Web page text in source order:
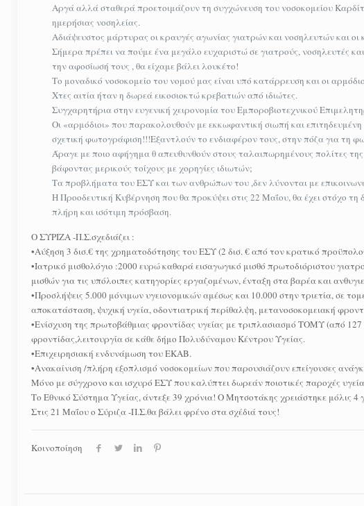
Αργά αλλά σταθερά προετοιμάζουν τη συγχώνευση του νοσοκομείου
ημερήσιας νοσηλείας.
Αδιάψευστος μάρτυρας οι κραυγές αγωνίας γιατρών και νοσηλευτών και οι
Σήμερα πρέπει να πούμε ένα μεγάλο ευχαριστώ σε γιατρούς, νοσηλευτές
την αφοσίωσή τους , θα είχαμε βάλει λουκέτο!
Το μοναδικό νοσοκομείο του νομού μας είναι υπό κατάρρευση και οι
Χτες αιτία ήταν η δωρεά εικοσιοκτώ κρεβατιών από ιδιώτες.
Συγχαρητήρια στην ευγενική χειρονομία του Εμποροβιοτεχνικού
Οι «αρμόδιοι» που παρακολουθούν με εκκωφαντική σιωπή και
σχετική φωτογράφιση!!!Εξαντλούν το ενδιαφέρον τους, στην πόζα για τη
Άραγε με ποιο αφήγημα θ απευθυνθούν στους ταλαιπωρημένους πολίτες
βάφοντας μερικούς τοίχους με χορηγίες ιδιωτών;
Τα προβλήματα του ΕΣΥ και των ανθρώπων του ,δεν λύνονται με
Η Προοδευτική Κυβέρνηση που θα προκύψει στις 22 Μαΐου, θα έχει στόχο τη
πλήρη και ισότιμη πρόσβαση.
Ο ΣΥΡΙΖΑ -Π.Σ.σχεδιάζει :
•Αύξηση 3 δισ.€ της χρηματοδότησης του ΕΣΥ (2 δισ. € από τον κρατικό
•Ιατρικό μισθολόγιο :2000 ευρώ καθαρά εισαγωγικό μισθό πρωτοδιόριστου
μισθών για τις υπόλοιπες κατηγορίες εργαζομένων, ένταξη στα βαρέα και
•Προσλήψεις 5.000 μόνιμων υγειονομικών αμέσως και 10.000 στην τριετία, σε
αποκατάσταση, ψυχική υγεία, οδοντιατρική περίθαλψη, μετανοσοκομειακή
•Ενίσχυση της πρωτοβάθμιας φροντίδας υγείας με τριπλασιασμό ΤΟΜΥ (από 127
φροντίδας,λειτουργία σε κάθε δήμο Πολυδύναμου Κέντρου Υγείας.
•Επιχειρησιακή ενδυνάμωση του ΕΚΑΒ.
•Ανακαίνιση /πλήρη εξοπλισμό νοσοκομείων που παρουσιάζουν επείγουσες
Μόνο με σύγχρονο και ισχυρό ΕΣΥ που καλύπτει δωρεάν ποιοτικές παροχές
Το Εθνικό Σύστημα Υγείας, άντεξε 39 χρόνια! Ο Μητσοτάκης χρειάστηκε μόλις 4
Στις 21 Μαΐου ο Σύριζα -Π.Σ.θα βάλει φρένο στα σχέδιά τους!
Κοινοποίηση